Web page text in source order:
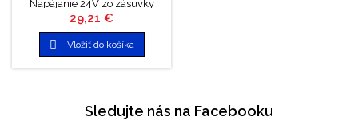
Napájanie 24V zo zásuvky
autozapaľovača. Ventilátor
disponuje dvoma rýchlosťami
a vďaka guľovému kĺbu je
ľahké vetrák natočiť prakticky
prísavkou pre jeho ľahké a
dôkladné upevnenie. Vyniká
Cena
29,21 €
 Vložiť do košíka
Sledujte nás na Facebooku